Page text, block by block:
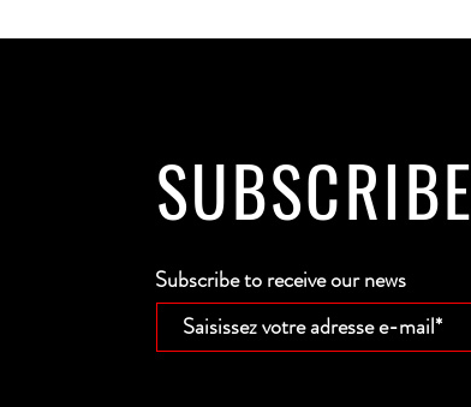
SUBSCRIBE
Subscribe to receive our news